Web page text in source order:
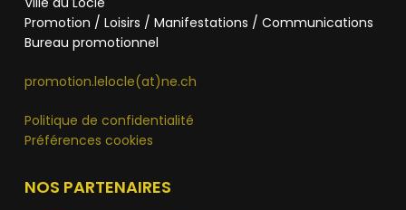
Promotion / Loisirs / Manifestations / Communications
Bureau promotionnel
promotion.lelocle(at)ne.ch
Politique de confidentialité
Préférences cookies
NOS PARTENAIRES